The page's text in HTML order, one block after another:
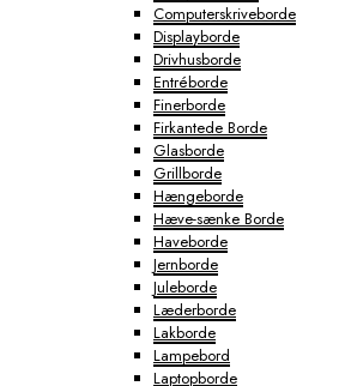
Computerskriveborde
Displayborde
Drivhusborde
Entréborde
Finerborde
Firkantede Borde
Glasborde
Grillborde
Hængeborde
Hæve-sænke Borde
Haveborde
Jernborde
Juleborde
Læderborde
Lakborde
Lampebord
Laptopborde